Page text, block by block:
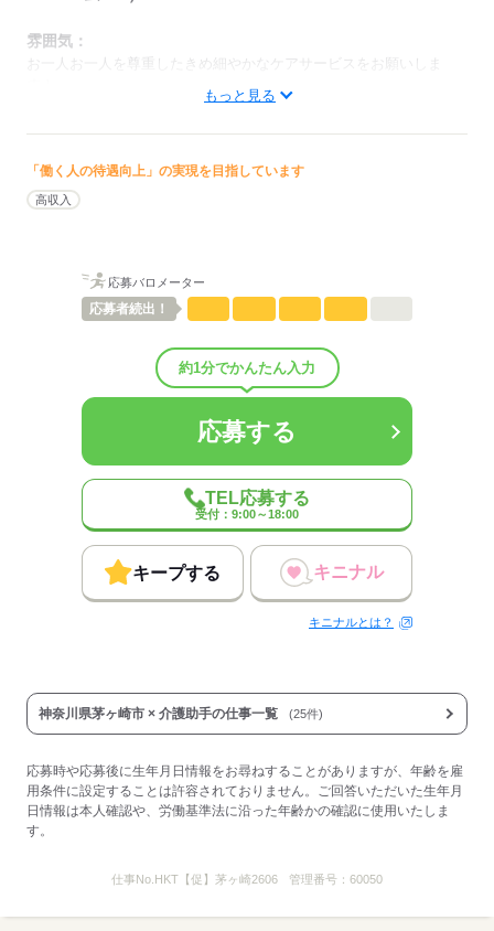
雰囲気：
お一人お一人を尊重したきめ細やかなケアサービスをお願いしま
男女の割合 男性
しずか
配属先部署：
（男4：女6）
平均年齢
医療・介護・福祉関連
事業内容老人施設の運営
従業員数
応募する
もっと見る
「働く人の待遇向上」の実現を目指しています
高収入
応募バロメーター
応募者続出！
約1分でかんたん入力
応募する
TEL応募する
受付：9:00～18:00
キープする キニナル
キニナルとは？
神奈川県茅ヶ崎市 × 介護助手の仕事一覧 (25件)
応募時や応募後に生年月日情報をお尋ねすることがありますが、年齢を雇
用条件に設定することは許容されておりません。ご回答いただいた生年月
日情報は本人確認や、労働基準法に沿った年齢かの確認に使用いたしま
す。
仕事No. HKT【促】茅ヶ崎2606 管理番号： 60050